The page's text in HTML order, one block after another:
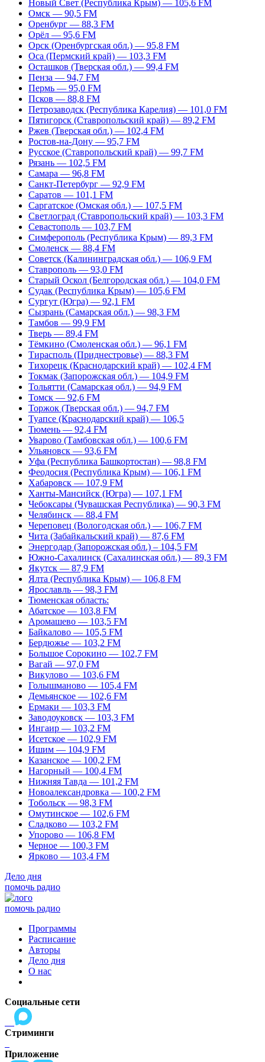
Новый Свет (Республика Крым) — 105,6 FM
Омск — 90,5 FM
Оренбург — 88,3 FM
Орёл — 95,6 FM
Орск (Оренбургская обл.) — 95,8 FM
Оса (Пермский край) — 103,3 FM
Осташков (Тверская обл.) — 99,4 FM
Пенза — 94,7 FM
Пермь — 95,0 FM
Псков — 88,8 FM
Петрозаводск (Республика Карелия) — 101,0 FM
Пятигорск (Ставропольский край) — 89,2 FM
Ржев (Тверская обл.) — 102,4 FM
Ростов-на-Дону — 95,7 FM
Русское (Ставропольский край) — 99,7 FM
Рязань — 102,5 FM
Самара — 96,8 FM
Санкт-Петербург — 92,9 FM
Саратов — 101,1 FM
Саргатское (Омская обл.) — 107,5 FM
Светлоград (Ставропольский край) — 103,3 FM
Севастополь — 103,7 FM
Симферополь (Республика Крым) — 89,3 FM
Смоленск — 88,4 FM
Советск (Калининградская обл.) — 106,9 FM
Ставрополь — 93,0 FM
Старый Оскол (Белгородская обл.) — 104,0 FM
Судак (Республика Крым) — 105,6 FM
Сургут (Югра) — 92,1 FM
Сызрань (Самарская обл.) — 98,3 FM
Тамбов — 99,9 FM
Тверь — 89,4 FM
Тёмкино (Смоленская обл.) — 96,1 FM
Тирасполь (Приднестровье) — 88,3 FM
Тихорецк (Краснодарский край) — 102,4 FM
Токмак (Запорожская обл.) — 104,9 FM
Тольятти (Самарская обл.) — 94,9 FM
Томск — 92,6 FM
Торжок (Тверская обл.) — 94,7 FM
Туапсе (Краснодарский край) — 106,5
Тюмень — 92,4 FM
Уварово (Тамбовская обл.) — 100,6 FM
Ульяновск — 93,6 FM
Уфа (Республика Башкортостан) — 98,8 FM
Феодосия (Республика Крым) — 106,1 FM
Хабаровск — 107,9 FM
Ханты-Мансийск (Югра) — 107,1 FM
Чебоксары (Чувашская Республика) — 90,3 FM
Челябинск — 88,4 FM
Череповец (Вологодская обл.) — 106,7 FM
Чита (Забайкальский край) — 87,6 FM
Энергодар (Запорожская обл.) – 104,5 FM
Южно-Сахалинск (Сахалинская обл.) — 89,3 FM
Якутск — 87,9 FM
Ялта (Республика Крым) — 106,8 FM
Ярославль — 98,3 FM
Тюменская область:
Абатское — 103,8 FM
Аромашево — 103,5 FM
Байкалово — 105,5 FM
Бердюжье — 103,2 FM
Большое Сорокино — 102,7 FM
Вагай — 97,0 FM
Викулово — 103,6 FM
Голышманово — 105,4 FM
Демьянское — 102,6 FM
Ермаки — 103,3 FM
Заводоуковск — 103,3 FM
Ингаир — 103,2 FM
Исетское — 102,9 FM
Ишим — 104,9 FM
Казанское — 100,2 FM
Нагорный — 100,4 FM
Нижняя Тавда — 101,2 FM
Новоалександровка — 100,2 FM
Тобольск — 98,3 FM
Омутинское — 102,6 FM
Сладково — 103,2 FM
Упорово — 106,8 FM
Черное — 100,3 FM
Ярково — 103,4 FM
Дело дня
помочь радио
помочь радио
Программы
Расписание
Авторы
Дело дня
О нас
Социальные сети
Стриминги
Приложение